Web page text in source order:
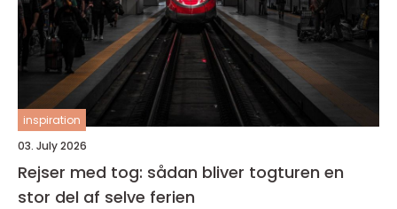
inspiration
03. July 2026
Rejser med tog: sådan bliver togturen en
stor del af selve ferien